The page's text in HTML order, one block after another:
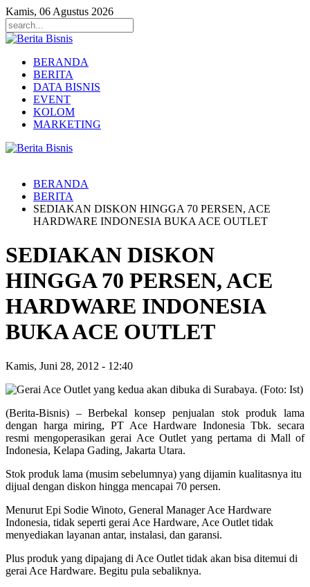
Kamis, 06 Agustus 2026
BERANDA
BERITA
DATA BISNIS
EVENT
KOLOM
MARKETING
BERANDA
BERITA
SEDIAKAN DISKON HINGGA 70 PERSEN, ACE
HARDWARE INDONESIA BUKA ACE OUTLET
SEDIAKAN DISKON
HINGGA 70 PERSEN, ACE
HARDWARE INDONESIA
BUKA ACE OUTLET
Kamis, Juni 28, 2012 - 12:40
(Berita-Bisnis) – Berbekal konsep penjualan stok produk lama
dengan harga miring, PT Ace Hardware Indonesia Tbk. secara
resmi mengoperasikan gerai Ace Outlet yang pertama di Mall of
Indonesia, Kelapa Gading, Jakarta Utara.
Stok produk lama (musim sebelumnya) yang dijamin kualitasnya itu
dijual dengan diskon hingga mencapai 70 persen.
Menurut Epi Sodie Winoto, General Manager Ace Hardware
Indonesia, tidak seperti gerai Ace Hardware, Ace Outlet tidak
menyediakan layanan antar, instalasi, dan garansi.
Plus produk yang dipajang di Ace Outlet tidak akan bisa ditemui di
gerai Ace Hardware. Begitu pula sebaliknya.